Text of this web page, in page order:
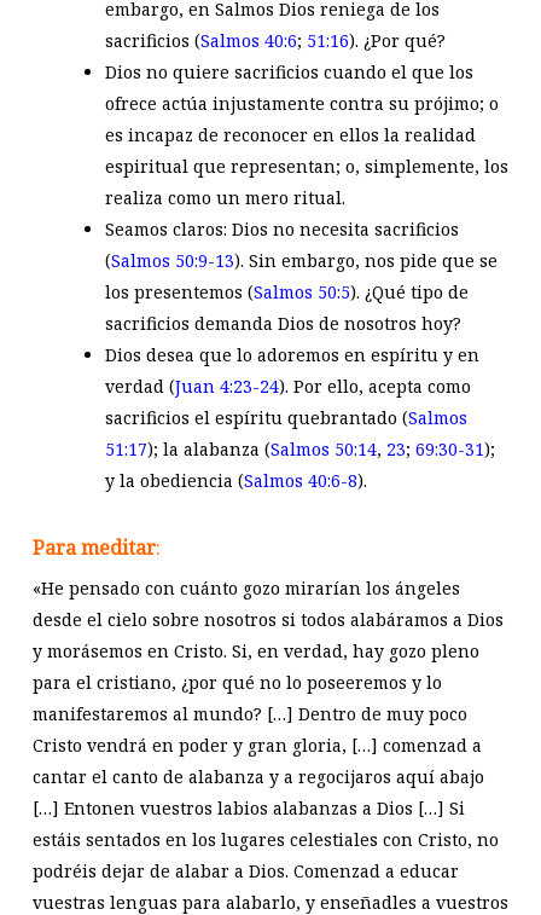
embargo, en Salmos Dios reniega de los
sacrificios (Salmos 40:6; 51:16). ¿Por qué?
Dios no quiere sacrificios cuando el que los
ofrece actúa injustamente contra su prójimo; o
es incapaz de reconocer en ellos la realidad
espiritual que representan; o, simplemente, los
realiza como un mero ritual.
Seamos claros: Dios no necesita sacrificios
(Salmos 50:9-13). Sin embargo, nos pide que se
los presentemos (Salmos 50:5). ¿Qué tipo de
sacrificios demanda Dios de nosotros hoy?
Dios desea que lo adoremos en espíritu y en
verdad (Juan 4:23-24). Por ello, acepta como
sacrificios el espíritu quebrantado (Salmos
51:17); la alabanza (Salmos 50:14, 23; 69:30-31);
y la obediencia (Salmos 40:6-8).
Para meditar:
«He pensado con cuánto gozo mirarían los ángeles
desde el cielo sobre nosotros si todos alabáramos a Dios
y morásemos en Cristo. Si, en verdad, hay gozo pleno
para el cristiano, ¿por qué no lo poseeremos y lo
manifestaremos al mundo? […] Dentro de muy poco
Cristo vendrá en poder y gran gloria, […] comenzad a
cantar el canto de alabanza y a regocijaros aquí abajo
[…] Entonen vuestros labios alabanzas a Dios […] Si
estáis sentados en los lugares celestiales con Cristo, no
podréis dejar de alabar a Dios. Comenzad a educar
vuestras lenguas para alabarlo, y enseñadles a vuestros